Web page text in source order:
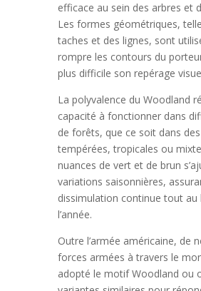
efficace au sein des arbres et
Les formes géométriques,
taches et des lignes, sont
rompre les contours du
plus difficile son repérage
La polyvalence du Woodland
capacité à fonctionner dans
de forêts, que ce soit dans
tempérées, tropicales ou
nuances de vert et de brun
variations saisonnières,
dissimulation continue tout au
l’année.
Outre l’armée américaine, de
forces armées à travers le
adopté le motif Woodland ou